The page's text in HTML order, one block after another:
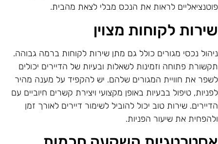
לראות את הנכס מבלי לצאת מהבית.
לקוחות מצוין
נכסי מגורים כולל גם מתן שירות לקוחות ברמה גבוהה.
פתוחה וזמינות לשאלות ובעיות של הדיירים יכולים
את חוויית המגורים שלהם. יש להקפיד על מענה מהיר
טיפול בבעיות באופן מקצועי ויצירת קשרים חיוביים עם
שירות טוב יכול להוביל לשימור דיירים לאורך זמן
את שיעור הפניות.